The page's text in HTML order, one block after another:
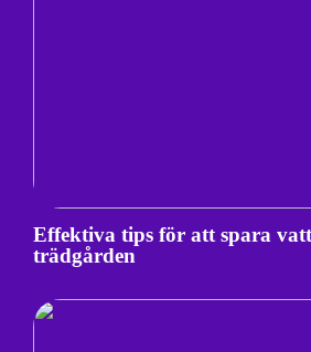
Effektiva tips för att spara
trädgården